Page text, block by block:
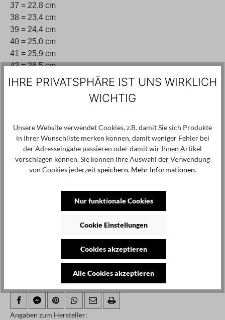
37 = 22,8 cm
38 = 23,4 cm
39 = 24,4 cm
40 = 25,0 cm
41 = 25,9 cm
42 = 26,5 cm
165,00 €*
Preise inkl. MwSt. zzgl. Versandkosten
auswählen
(Diese Option ist zurzeit nicht verfügbar.) (Diese Option ist
In den Warenkorb
Zum Merkzettel hinzufügen
Produktnummer / -name:Thermo - Black - 38
Angaben zum Hersteller:
IHRE PRIVATSPHÄRE IST UNS WIRKLICH
WICHTIG
Unsere Website verwendet Cookies, z.B. damit Sie sich Produkte
in Ihrer Wunschliste merken können, damit weniger Fehler bei
der Adresseingabe passieren oder damit wir Ihnen Artikel
vorschlagen können. Sie können Ihre Auswahl der Verwendung
von Cookies jederzeitspeichern. Mehr Informationen.
Nur funktionale Cookies
Cookie Einstellungen
Cookies akzeptieren
Alle Cookies akzeptieren